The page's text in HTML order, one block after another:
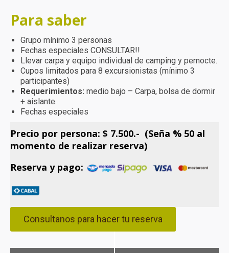
Para saber
Grupo mínimo 3 personas
Fechas especiales CONSULTAR!!
Llevar carpa y equipo individual de camping y pernocte.
Cupos limitados para 8 excursionistas (mínimo 3
participantes)
Requerimientos: medio bajo – Carpa, bolsa de dormir
+ aislante.
Fechas especiales
Precio por persona: $ 7.500.- (Seña % 50 al
momento de realizar reserva)
Reserva y pago:
Consultanos para hacer tu reserva